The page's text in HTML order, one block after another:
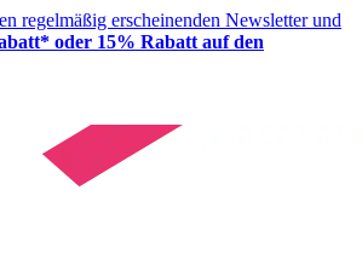
regelmäßig erscheinenden Newsletter und
oder 15% Rabatt auf den